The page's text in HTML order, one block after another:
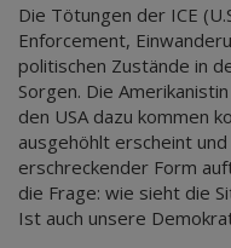
Die Tötungen der ICE
Enforcement,
politischen Zustände in
Sorgen. Die
den USA dazu kommen
ausgehöhlt erscheint
erschreckender Form
die Frage: wie sieht die
Ist auch unsere